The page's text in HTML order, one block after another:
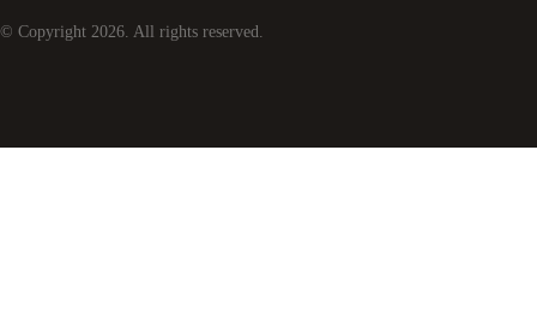
© Copyright 2026 . All rights reserved.